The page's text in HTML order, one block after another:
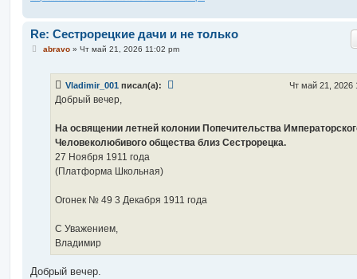
Re: Сестрорецкие дачи и не только
Сabravo» Чт май 21, 2026 11:02 pm
Vladimir_001 писал(а): Чт май 21, 2026
Добрый вечер,
На освящении летней колонии Попечительства
Человеколюбивого общества близ Сестрорецка.
27 Ноября 1911 года
(Платформа Школьная)
Огонек № 49 3 Декабря 1911 года
С Уважением,
Владимир
Добрый вечер.